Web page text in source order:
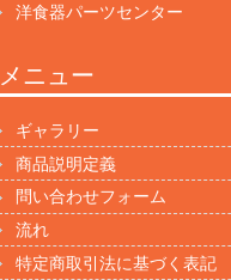
洋食器パーツセンター
メニュー
ギャラリー
商品説明定義
問い合わせフォーム
流れ
特定商取引法に基づく表記